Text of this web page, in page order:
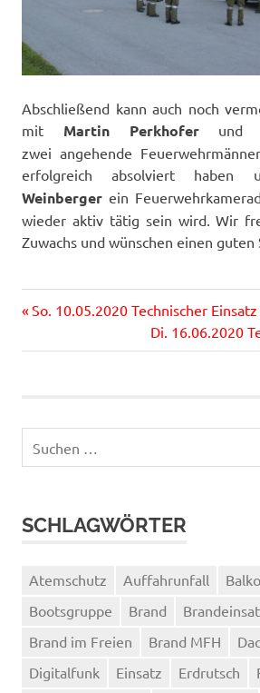
Abschließend kann auch noch
mit Martin Perkhofer
zwei angehende
erfolgreich absolviert
Weinberger ein
wieder aktiv tätig sein wird. Wir
Zuwachs und wünschen einen guten
Beitragsnavigation
Vorheriger
So. 10.05.2020 Technischer Einsatz
Nächster
Beitrag:
Di. 16.06.2020
nach:
SCHLAGWÖRTER
Atemschutz Auffahrunfall
Bootsgruppe
Brand
Brand im Freien
Brand MFH
Digitalfunk
Einsatz Erdrutsch